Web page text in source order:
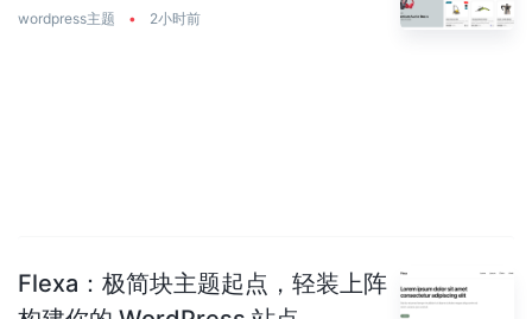
wordpress主题 • 2小时前
Flexa：极简块主题起点，轻装上阵